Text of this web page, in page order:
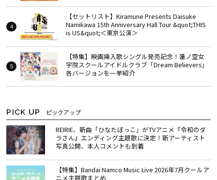
【セットリスト】Kiramune Presents Daisuke
Namikawa 15th Anniversary Hall Tour &quot;THIS
is US&quot;＜東京公演＞
【特集】映画挿入歌シングル発売記念！蓮ノ空女
学院スクールアイドルクラブ「Dream Believers」
各バージョンを一挙紹介
PICK UP ピックアップ
REIRIE、新曲「ひなたぼっこ」がTVアニメ『令和のダ
ラさん』エンディング主題歌に決定！新アーティスト
写真公開、本人コメントも到着
【特集】Bandai Namco Music Live 2026年7月クールア
ニメ主題歌まとめ